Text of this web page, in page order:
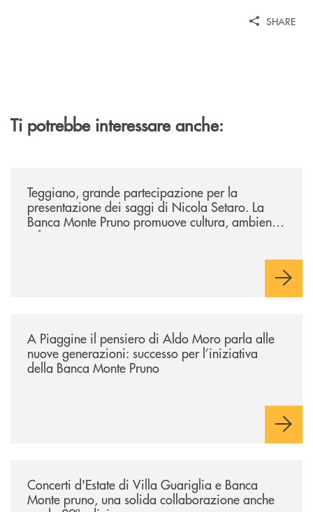
SHARE
Ti potrebbe interessare anche:
Teggiano, grande partecipazione per la
presentazione dei saggi di Nicola Setaro. La
Banca Monte Pruno promuove cultura, ambiente
e futuro
A Piaggine il pensiero di Aldo Moro parla alle
nuove generazioni: successo per l’iniziativa
della Banca Monte Pruno
Concerti d'Estate di Villa Guariglia e Banca
Monte pruno, una solida collaborazione anche